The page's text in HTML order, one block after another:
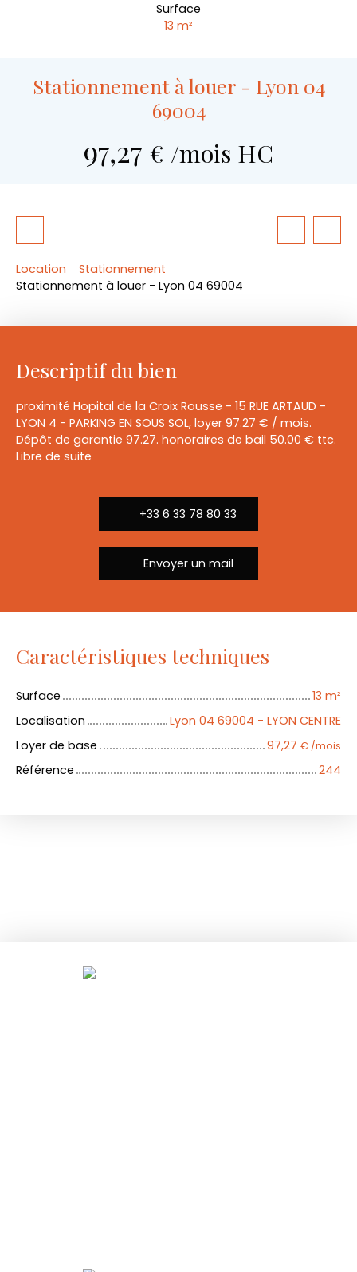
Surface
13 m²
Stationnement à louer - Lyon 04
69004
97,27 € /mois HC
Location
Stationnement
Stationnement à louer - Lyon 04 69004
Descriptif du bien
proximité Hopital de la Croix Rousse - 15 RUE ARTAUD -
LYON 4 - PARKING EN SOUS SOL, loyer 97.27 € / mois.
Dépôt de garantie 97.27. honoraires de bail 50.00 € ttc.
Libre de suite
+33 6 33 78 80 33
Envoyer un mail
Caractéristiques techniques
Surface 13 m²
Localisation
Lyon 04 69004 - LYON CENTRE
Loyer de base
97,27 € /mois
Référence 244